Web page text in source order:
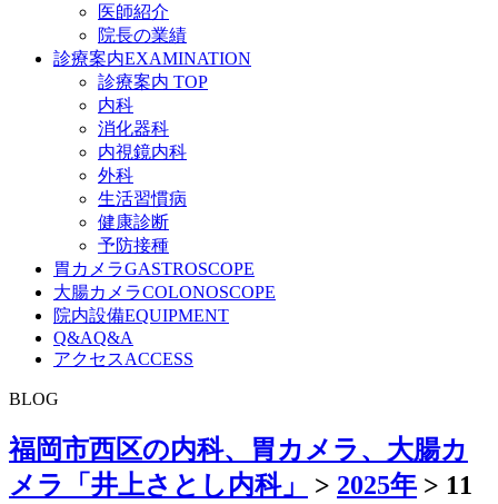
医師紹介
院長の業績
診療案内EXAMINATION
診療案内 TOP
内科
消化器科
内視鏡内科
外科
生活習慣病
健康診断
予防接種
胃カメラGASTROSCOPE
大腸カメラCOLONOSCOPE
院内設備EQUIPMENT
Q&AQ&A
アクセスACCESS
BLOG
福岡市西区の内科、胃カメラ、大腸カ
メラ「井上さとし内科」
> 2025年 > 11